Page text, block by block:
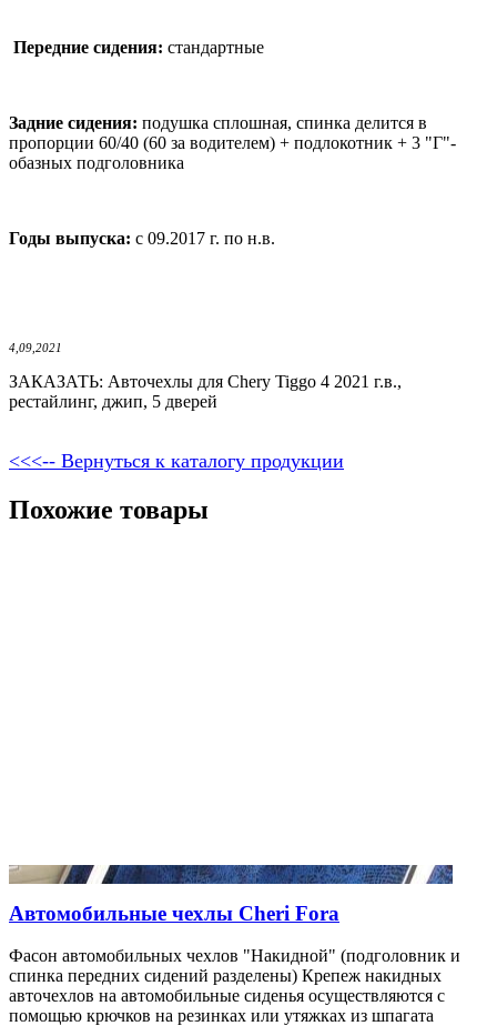
Передние сидения: стандартные
Задние сидения: подушка сплошная, спинка делится в
пропорции 60/40 (60 за водителем) + подлокотник + 3 "Г"-
обазных подголовника
Годы выпуска: с 09.2017 г. по н.в.
4,09,2021
ЗАКАЗАТЬ: Авточехлы для Chery Tiggo 4 2021 г.в.,
рестайлинг, джип, 5 дверей
<<<-- Вернуться к каталогу продукции
Похожие товары
Автомобильные чехлы Cheri Fora
Фасон автомобильных чехлов "Накидной" (подголовник и
спинка передних сидений разделены) Крепеж накидных
авточехлов на автомобильные сиденья осуществляются с
помощью крючков на резинках или утяжках из шпагата